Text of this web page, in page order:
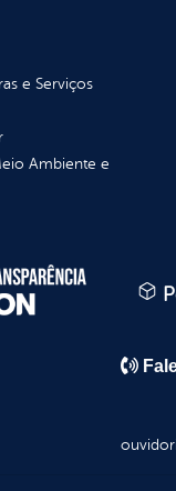
e Serviços
Ambiente e